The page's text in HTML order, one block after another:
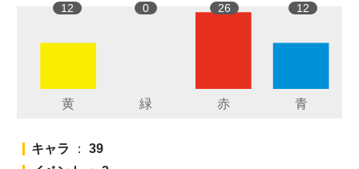
12 0 26 12
キャラ ： 39